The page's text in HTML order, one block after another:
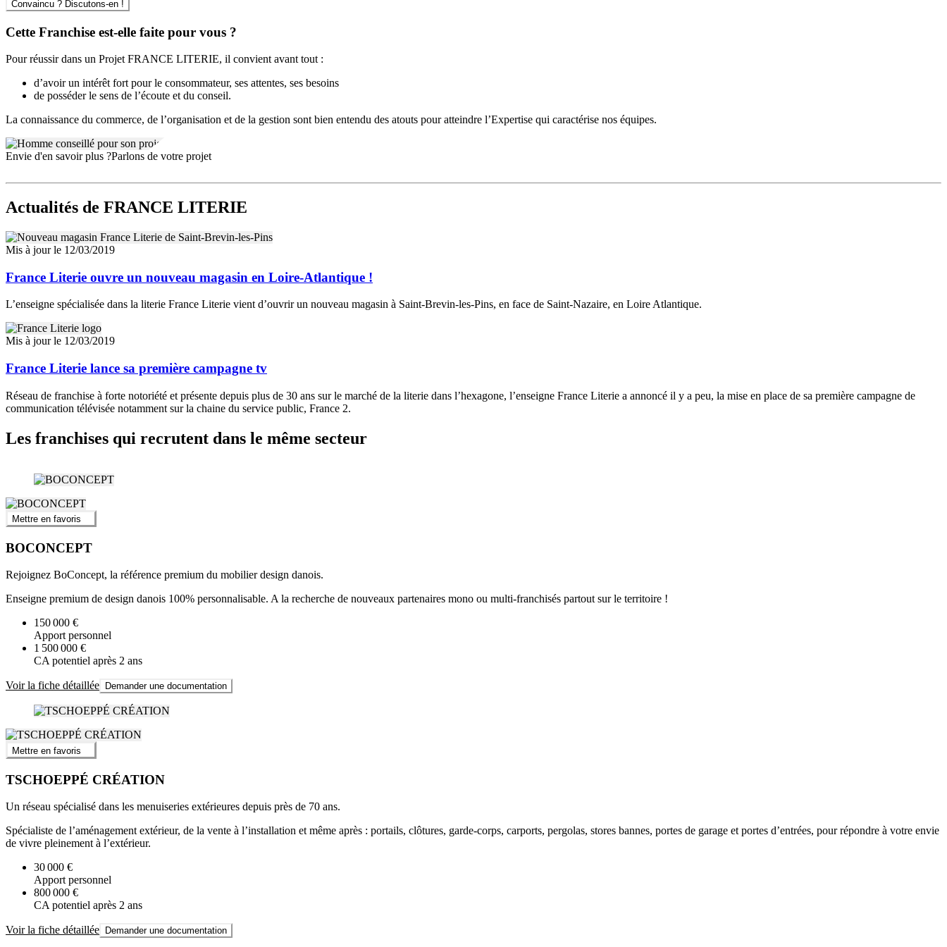
Convaincu ? Discutons-en !
Cette Franchise est-elle faite pour vous ?
Pour réussir dans un Projet FRANCE LITERIE, il convient avant tout :
d’avoir un intérêt fort pour le consommateur, ses attentes, ses besoins
de posséder le sens de l’écoute et du conseil.
La connaissance du commerce, de l’organisation et de la gestion sont bien entendu des atouts pour atteindre l’Expertise qui caractérise nos équipes.
Envie d'en savoir plus ?Parlons de votre projet
Actualités de FRANCE LITERIE
Mis à jour le 12/03/2019
France Literie ouvre un nouveau magasin en Loire-Atlantique !
L’enseigne spécialisée dans la literie France Literie vient d’ouvrir un nouveau magasin à Saint-Brevin-les-Pins, en face de Saint-Nazaire, en Loire Atlantique.
Mis à jour le 12/03/2019
France Literie lance sa première campagne tv
Réseau de franchise à forte notoriété et présente depuis plus de 30 ans sur le marché de la literie dans l’hexagone, l’enseigne France Literie a annoncé il y a peu, la mise en place de sa première campagne de
communication télévisée notamment sur la chaine du service public, France 2.
Les franchises qui recrutent dans le même secteur
Mettre en favoris
BOCONCEPT
Rejoignez BoConcept, la référence premium du mobilier design danois.
Enseigne premium de design danois 100% personnalisable. A la recherche de nouveaux partenaires mono ou multi-franchisés partout sur le territoire !
150 000 €
Apport personnel
1 500 000 €
CA potentiel après 2 ans
Voir la fiche détaillée Demander une documentation
Mettre en favoris
TSCHOEPPÉ CRÉATION
Un réseau spécialisé dans les menuiseries extérieures depuis près de 70 ans.
Spécialiste de l’aménagement extérieur, de la vente à l’installation et même après : portails, clôtures, garde-corps, carports, pergolas, stores bannes, portes de garage et portes d’entrées, pour répondre à votre envie
de vivre pleinement à l’extérieur.
30 000 €
Apport personnel
800 000 €
CA potentiel après 2 ans
Voir la fiche détaillée Demander une documentation